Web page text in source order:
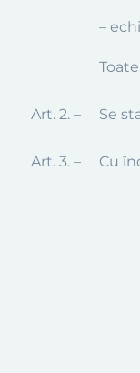
–
Art. 2. – Se
Art. 3. – Cu